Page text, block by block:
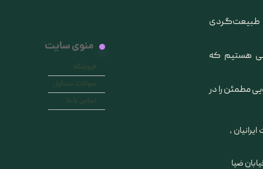
طبیعت‌گردی
هستیم که
مطمئن را در
منوی سایت
فروشگاه
سوالات متداول
تماس با ما
،
ضیا